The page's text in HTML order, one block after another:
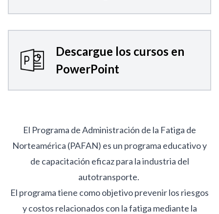
Descargue los cursos en
PowerPoint
El Programa de Administración de la Fatiga de
Norteamérica (PAFAN) es un programa educativo y
de capacitación eficaz para la industria del
autotransporte.
El programa tiene como objetivo prevenir los riesgos
y costos relacionados con la fatiga mediante la